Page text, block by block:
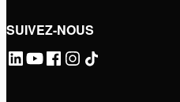
SUIVEZ-NOUS